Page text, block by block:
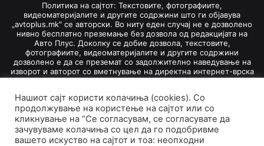
Политика на сајтот: Текстовите, фотографиите,
видеоматеријалите и другите содржини што ги објавува
„avtoplus.mk" се авторски. Во ниту еден случај не е дозволено
нивно бесплатно преземање без дозвола од редакцијата на
Авто Плус. Доколку се добие дозвола, текстовите,
фотографиите, видеоматеријалите и другите содржини
дозволено е да се преземат со задолжително наведување на
изворот и авторот со вметнување на директна интернет-врска
(линк) до оригиналната содржина на „avtoplus.mk". При
текст, може да се превземе само дел од новинарско дело
насловот, придружната фотографија (односно насловната
фотографија) и воведниот дел на текстот, познат како „лид".
Преземање содржини од „avtoplus.mk" надвор од овие услови
не е дозволено и подложи на санкционирање согласно
Нашиот сајт користи колачиња (cookies). Со
продолжување на користење на сајтот или со
кликнување на “Се согласувам, се согласувате да
зачувуваме колачиња со цел да го подобривме
вашето искуство на сајтот и тоа: неопходни